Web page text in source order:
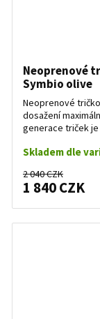
Neoprenové
Symbio olive
Neoprenové
dosažení
generace triček je
Skladem dle
2 040 CZK
1 840 CZK